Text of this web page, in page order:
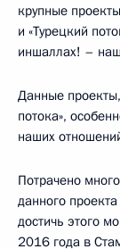
крупные
и «Турецкий
иншаллах! –
Данные
потока»,
наших
Потрачено
данного
достичь этого
2016 года в